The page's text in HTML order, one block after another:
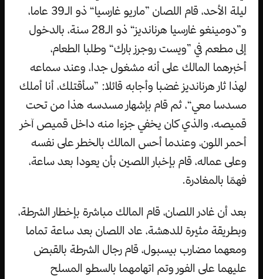
ليلة الأحد، قام اللصان ”ماريو غارسيا“ ذو الـ39 عاما،
و”دومينغو غارسيا هرنانديز“ ذو الـ28 سنة، بالدخول
إلى مطعم في ”ويست روجرز بارك“ وطلبا الطعام،
أخبرهما المالك على أنه مشغول جدا، وعند سماعه
لهذا ثار هرنانديز غضبا وأجابه قائلا: ”سأقتلك، أنا أملك
مسدسا معي“، ثم قام بإشهار مسدسه هذا من تحت
قميصه، والذي كان يخفي جزءا منه داخل قميص آخر
أحمر اللون، وعندما أحس المالك بالخطر على نفسه
وعلى عماله، قام بإخبار اللصين بأن يعودا بعد ساعة،
فهمّا بالمغادرة.
بعد أن غادر اللصان، قام المالك مباشرة بإخطار الشرطة،
وبطريقة مثيرة للدهشة، عاد اللصان بعد ساعة تماما
ومعهما مضارب بيسبول، قام رجال الشرطة بالقبض
عليهما على الفور وتم اتهامهما بالسطو المسلح